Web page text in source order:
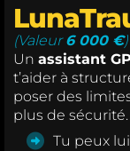
(Valeur6 000 €)
Un assistant
t’aider à
poser des
plus de sécurité.
Tu peux